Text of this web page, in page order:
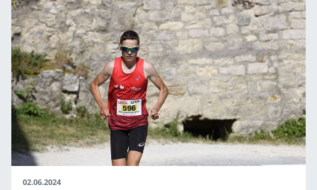
02.06.2024